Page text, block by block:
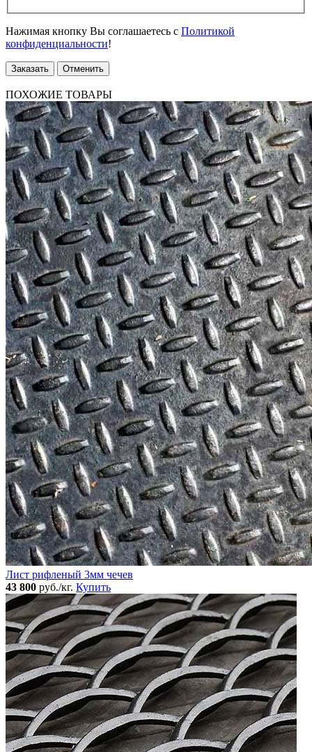
Нажимая кнопку Вы соглашаетесь с Политикой
конфиденциальности!
Заказать Отменить
ПОХОЖИЕ ТОВАРЫ
Лист рифленый 3мм чечев
43 800 руб./кг. Купить